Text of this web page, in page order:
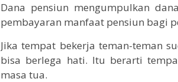
Dana pensiun mengumpulkan
pembayaran manfaat pensiun bagi
Jika tempat bekerja teman-teman
bisa berlega hati. Itu berarti
masa tua.